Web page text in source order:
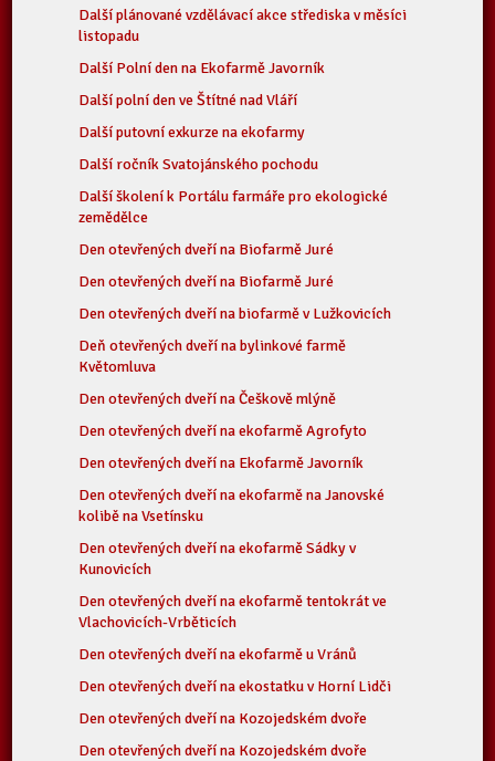
Další plánované vzdělávací akce střediska v měsíci
listopadu
Další Polní den na Ekofarmě Javorník
Další polní den ve Štítné nad Vláří
Další putovní exkurze na ekofarmy
Další ročník Svatojánského pochodu
Další školení k Portálu farmáře pro ekologické
zemědělce
Den otevřených dveří na Biofarmě Juré
Den otevřených dveří na Biofarmě Juré
Den otevřených dveří na biofarmě v Lužkovicích
Deň otevřených dveří na bylinkové farmě
Květomluva
Den otevřených dveří na Češkově mlýně
Den otevřených dveří na ekofarmě Agrofyto
Den otevřených dveří na Ekofarmě Javorník
Den otevřených dveří na ekofarmě na Janovské
kolibě na Vsetínsku
Den otevřených dveří na ekofarmě Sádky v
Kunovicích
Den otevřených dveří na ekofarmě tentokrát ve
Vlachovicích-Vrběticích
Den otevřených dveří na ekofarmě u Vránů
Den otevřených dveří na ekostatku v Horní Lidči
Den otevřených dveří na Kozojedském dvoře
Den otevřených dveří na Kozojedském dvoře